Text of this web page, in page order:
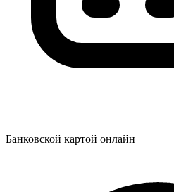
Банковской картой онлайн